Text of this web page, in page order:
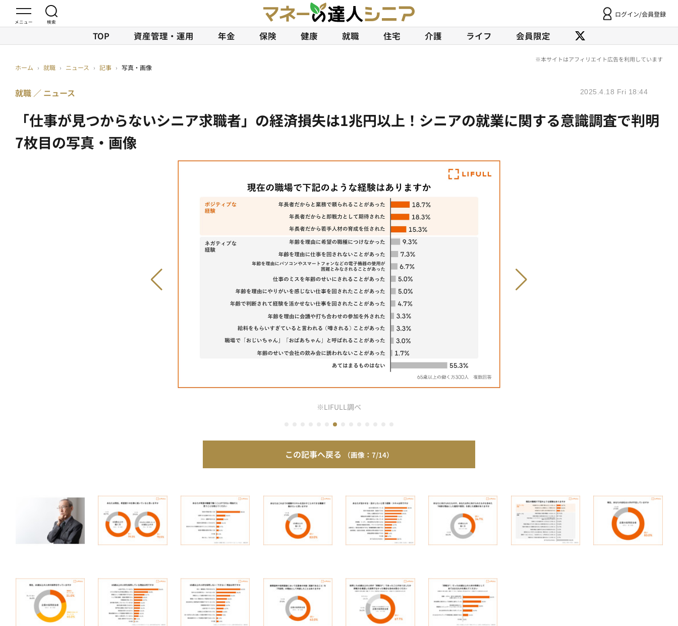
ログイン/会員登録
TOP 資産管理・運用 年金 保険 健康 就職 住宅 介護 ライフ 会員限定
ホーム › 就職 › ニュース › 記事 › 写真・画像
「仕事が見つからないシニア求職者」の経済損失は1兆円以上！シニアの就業に関する意識調査で判明
7枚目の写真・画像
就職 ニュース 2025.4.18 Fri 18:44
※LIFULL調べ
この記事へ戻る 7/14